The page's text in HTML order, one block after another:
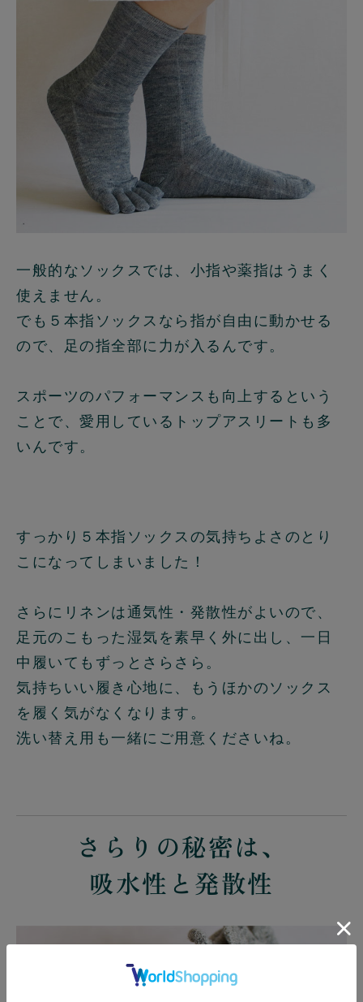
一般的なソックスでは、小指や薬指はうまく
使えません。
でも５本指ソックスなら指が自由に動かせる
ので、足の指全部に力が入るんです。
スポーツのパフォーマンスも向上するという
ことで、愛用しているトップアスリートも多
いんです。
すっかり５本指ソックスの気持ちよさのとり
こになってしまいました！
さらにリネンは通気性・発散性がよいので、
足元のこもった湿気を素早く外に出し、一日
中履いてもずっとさらさら。
気持ちいい履き心地に、もうほかのソックス
を履く気がなくなります。
洗い替え用も一緒にご用意くださいね。
さらりの秘密は、
吸水性と発散性